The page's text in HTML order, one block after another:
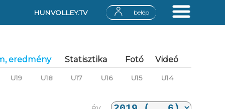
HUNVOLLEY.TV belép
eredmény Statisztika Fotó Videó
U19 U18 U17 U16 U15 U14